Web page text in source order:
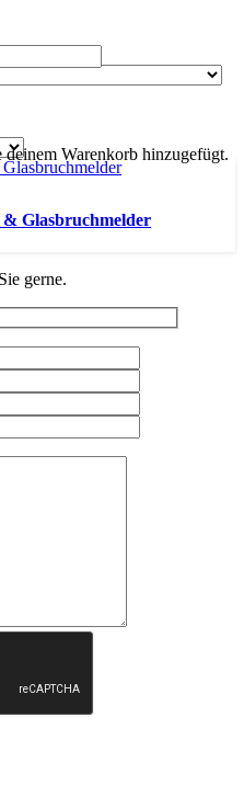
Warenkorb hinzugefügt.
Glasbruchmelder
gerne.